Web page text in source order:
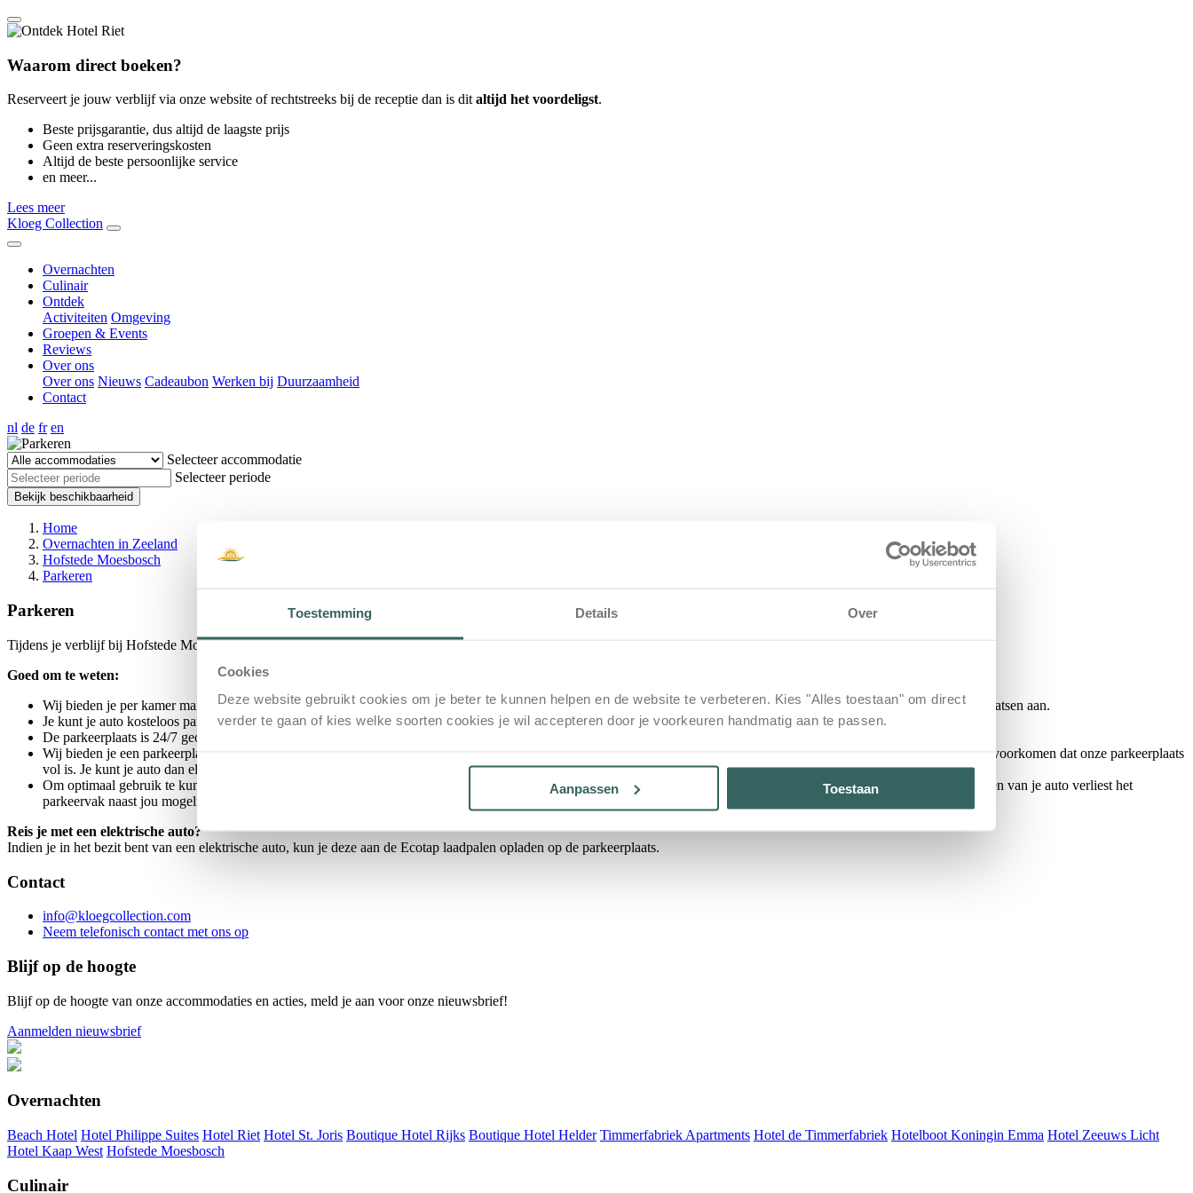
Toestemming Details Over
Cookies
Deze website gebruikt cookies om je beter te kunnen helpen en de website te verbeteren. Kies "Alles toestaan" om direct
verder te gaan of kies welke soorten cookies je wil accepteren door je voorkeuren handmatig aan te passen.
Aanpassen Toestaan
Waarom direct boeken?
Reserveert je jouw verblijf via onze website of rechtstreeks bij de receptie dan is ditaltijd het voordeligst.
Beste prijsgarantie, dus altijd de laagste prijs
Geen extra reserveringskosten
Altijd de beste persoonlijke service
en meer...
Lees meer
Kloeg Collection
Overnachten
Culinair
Ontdek
Activiteiten Omgeving
Groepen & Events
Reviews
Over ons
Over ons Nieuws Cadeaubon Werken bij Duurzaamheid
Contact
nl de fr en
Selecteer accommodatie
Selecteer periode
Bekijk beschikbaarheid
Home
Overnachten in Zeeland
Hofstede Moesbosch
Parkeren
Parkeren
Tijdens je verblijf bij Hofstede Moesbosch beschik je over een gratis parkeerplaats bij het hotel.
Goed om te weten:
Wij bieden je per kamer maximaal 1 parkeerplaats aan. Met uitzondering van wanneer je onszes-persoons Appartementheeft gereserveerd. Dan bieden wij je 2 parkeerplaatsen aan.
Je kunt je auto kosteloos parkeren op de dag van aankomst vanaf16:00 uur t/m de dag van vertrektot10:00 uur.
De parkeerplaats is 24/7 geopend.
Wij bieden je een parkeerplaats aan op basis van beschikbaarheid. In de regel is er altijd plaats voor onze hotelgasten, maar het kan bij hoge uitzondering onverhoopt toch voorkomen dat onze parkeerplaats
vol is. Je kunt je auto dan elders parkeren en indien wenselijk op een later moment op onze parkeerplaats plaatsen
Om optimaal gebruik te kunnen maken van onze parkeerplaatsen vragen wij je om je auto recht in de daarvoor bestemde parkeervakken te parkeren. Bij het schuin parkeren van je auto verliest het
parkeervak naast jou mogelijk ruimte.
Reis je met een elektrische auto?
Indien je in het bezit bent van een elektrische auto, kun je deze aan de Ecotap laadpalen opladen op de parkeerplaats.
Contact
info@kloegcollection.com
Neem telefonisch contact met ons op
Blijf op de hoogte
Blijf op de hoogte van onze accommodaties en acties, meld je aan voor onze nieuwsbrief!
Aanmelden nieuwsbrief
Overnachten
Beach Hotel Hotel Philippe Suites Hotel Riet Hotel St. Joris Boutique Hotel Rijks Boutique Hotel Helder Timmerfabriek Apartments Hotel de Timmerfabriek Hotelboot Koningin Emma Hotel Zeeuws Licht
Hotel Kaap West Hofstede Moesbosch
Culinair